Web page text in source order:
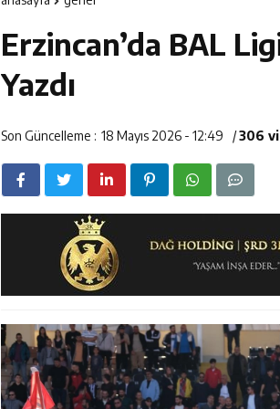
11:36 Kemah
16:40 Mustafa
Erzincan’da BAL
Yazdı
Son Güncelleme : 18 Mayıs 2026 - 12:49 /306